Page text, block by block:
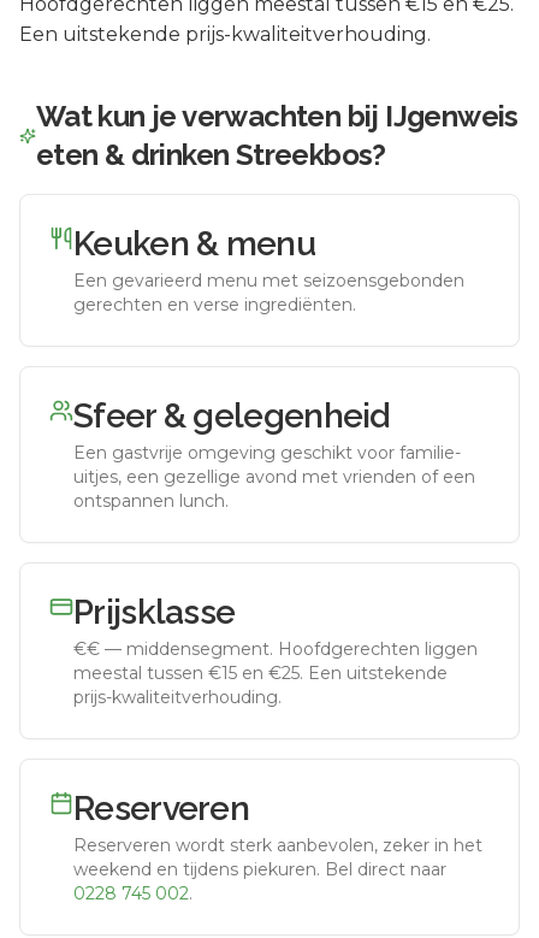
Een uitstekende prijs-kwaliteitverhouding.
Wat kun je verwachten bij IJgenweis
eten & drinken Streekbos?
Keuken & menu
Een gevarieerd menu met seizoensgebonden
gerechten en verse ingrediënten.
Sfeer & gelegenheid
Een gastvrije omgeving geschikt voor familie-
uitjes, een gezellige avond met vrienden of een
ontspannen lunch.
Prijsklasse
€€ — middensegment. Hoofdgerechten liggen
meestal tussen €15 en €25. Een uitstekende
prijs-kwaliteitverhouding.
Reserveren
Reserveren wordt sterk aanbevolen, zeker in het
weekend en tijdens piekuren. Bel direct naar
0228 745 002.